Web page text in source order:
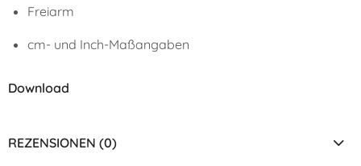
Freiarm
cm- und Inch-Maßangaben
Download
REZENSIONEN (0)